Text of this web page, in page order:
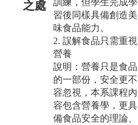
之處
習後同樣具備創造美
味食品能力。
2. 誤解食品只需重視
營養
說明：營養只是食品
的一部份，安全更不
容忽視，本系課程內
容包含營養學，更具
備食品安全的理論、